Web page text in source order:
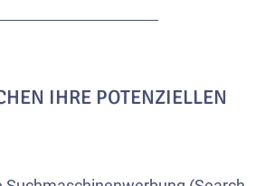
IHRE POTENZIELLEN